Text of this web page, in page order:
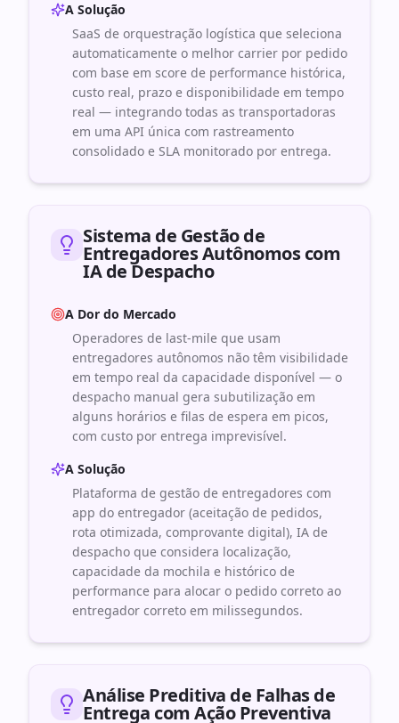
A Solução
SaaS de orquestração logística que seleciona
automaticamente o melhor carrier por pedido
com base em score de performance histórica,
custo real, prazo e disponibilidade em tempo
real — integrando todas as transportadoras
em uma API única com rastreamento
consolidado e SLA monitorado por entrega.
Sistema de Gestão de
Entregadores Autônomos com
IA de Despacho
A Dor do Mercado
Operadores de last-mile que usam
entregadores autônomos não têm visibilidade
em tempo real da capacidade disponível — o
despacho manual gera subutilização em
alguns horários e filas de espera em picos,
com custo por entrega imprevisível.
A Solução
Plataforma de gestão de entregadores com
app do entregador (aceitação de pedidos,
rota otimizada, comprovante digital), IA de
despacho que considera localização,
capacidade da mochila e histórico de
performance para alocar o pedido correto ao
entregador correto em milissegundos.
Análise Preditiva de Falhas de
Entrega com Ação Preventiva